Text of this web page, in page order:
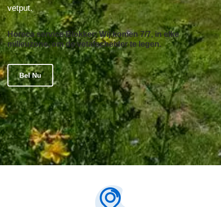
vetput.
Horeca service Blokker: Wij komen 7/7, in elke
milieuzone, om de vetafscheider te legen.
Bel Nu